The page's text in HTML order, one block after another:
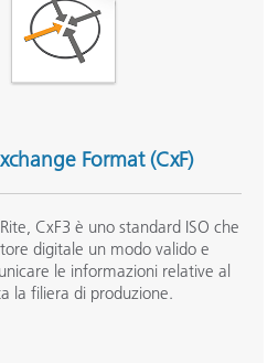
Format (CxF)
CxF3 è uno standard ISO che
digitale un modo valido e
le informazioni relative al
la filiera di produzione.